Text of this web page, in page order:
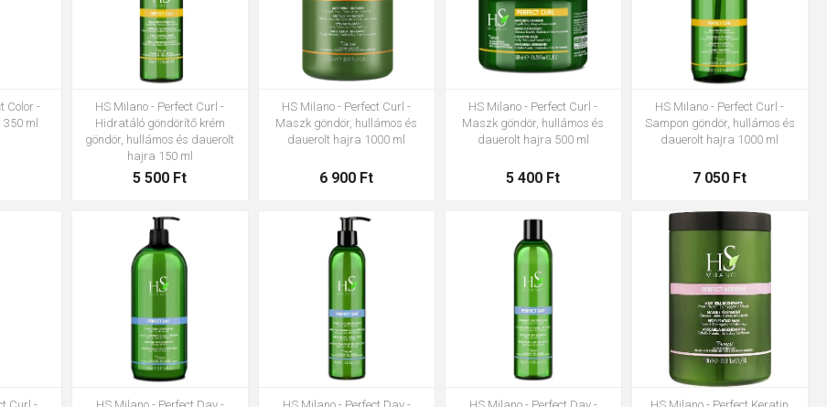
Color -
ml
HS Milano - Perfect Curl -
Hidratáló göndörítő krém
göndör, hullámos és dauerolt
hajra 150 ml
5 500 Ft
HS Milano - Perfect Curl -
Maszk göndör, hullámos és
dauerolt hajra 1000 ml
6 900 Ft
HS Milano - Perfect Curl -
Maszk göndör, hullámos és
dauerolt hajra 500 ml
5 400 Ft
HS Milano - Perfect Curl -
Sampon göndör, hullámos és
dauerolt hajra 1000 ml
7 050 Ft